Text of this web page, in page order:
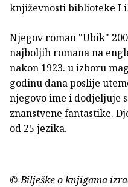
književnosti biblioteke
Njegov roman "Ubik"
najboljih romana na
nakon 1923. u izboru
godinu dana poslije
njegovo ime i dodjeljuje
znanstvene fantastike.
od 25 jezika.
© Bilješke o knjigama